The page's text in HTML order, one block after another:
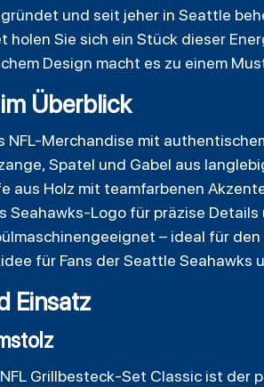
und seit jeher in Seattle
holen Sie sich ein Stück dieser
Design macht es zu einem
Überblick
NFL-Merchandise mit
Spatel und Gabel aus
aus Holz mit teamfarbenen
Seahawks-Logo für präzise
– ideal für
für Fans der Seattle Seahawks
Einsatz
Grillbesteck-Set Classic ist der